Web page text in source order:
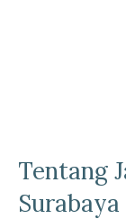
Tentang
Surabaya